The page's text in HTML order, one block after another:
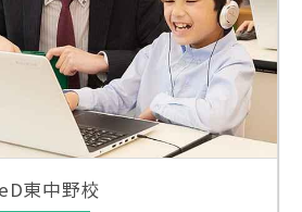
東中野校